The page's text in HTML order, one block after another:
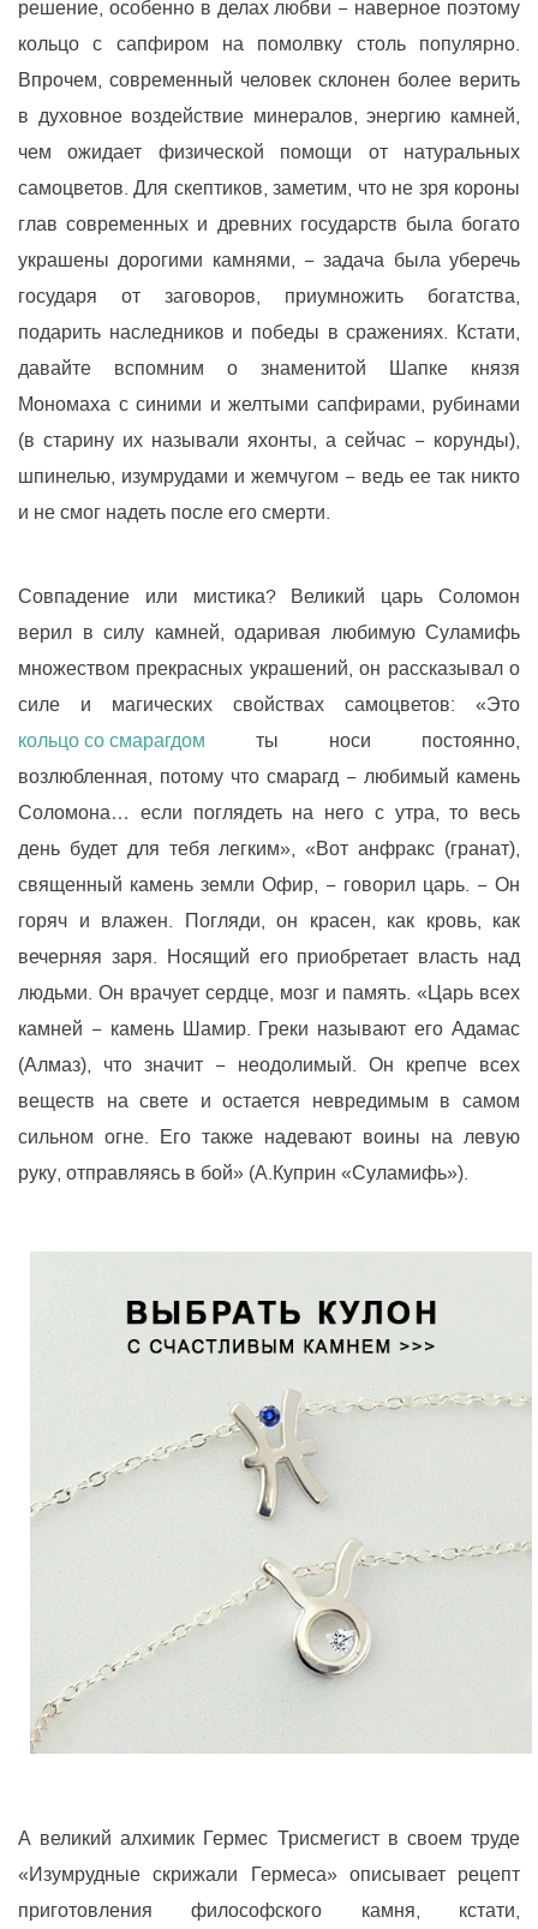
решение, особенно в делах любви − наверное поэтому
кольцо с сапфиром на помолвку столь популярно.
Впрочем, современный человек склонен более верить
в духовное воздействие минералов, энергию камней,
чем ожидает физической помощи от натуральных
самоцветов. Для скептиков, заметим, что не зря короны
глав современных и древних государств была богато
украшены дорогими камнями, − задача была уберечь
государя от заговоров, приумножить богатства,
подарить наследников и победы в сражениях. Кстати,
давайте вспомним о знаменитой Шапке князя
Мономаха с синими и желтыми сапфирами, рубинами
(в старину их называли яхонты, а сейчас − корунды),
шпинелью, изумрудами и жемчугом − ведь ее так никто
и не смог надеть после его смерти.
Совпадение или мистика? Великий царь Соломон
верил в силу камней, одаривая любимую Суламифь
множеством прекрасных украшений, он рассказывал о
силе и магических свойствах самоцветов: «Это
кольцо со смарагдом ты носи постоянно,
возлюбленная, потому что смарагд − любимый камень
Соломона… если поглядеть на него с утра, то весь
день будет для тебя легким», «Вот анфракс (гранат),
священный камень земли Офир, − говорил царь. − Он
горяч и влажен. Погляди, он красен, как кровь, как
вечерняя заря. Носящий его приобретает власть над
людьми. Он врачует сердце, мозг и память. «Царь всех
камней − камень Шамир. Греки называют его Адамас
(Алмаз), что значит − неодолимый. Он крепче всех
веществ на свете и остается невредимым в самом
сильном огне. Его также надевают воины на левую
руку, отправляясь в бой» (А.Куприн «Суламифь»).
А великий алхимик Гермес Трисмегист в своем труде
«Изумрудные скрижали Гермеса» описывает рецепт
приготовления философского камня, кстати,